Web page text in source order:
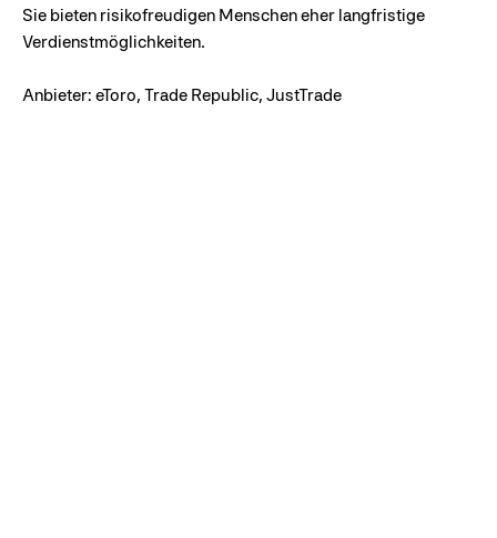
Sie bieten risikofreudigen Menschen eher langfristige
Verdienstmöglichkeiten.
Anbieter: eToro, Trade Republic, JustTrade